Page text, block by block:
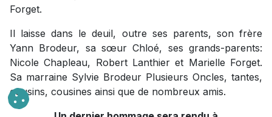
Forget.
Il laisse dans le deuil, outre ses parents, son frère
Yann Brodeur, sa sœur Chloé, ses grands-parents:
Nicole Chapleau, Robert Lanthier et Marielle Forget.
Sa marraine Sylvie Brodeur Plusieurs Oncles, tantes,
cousins, cousines ainsi que de nombreux amis.